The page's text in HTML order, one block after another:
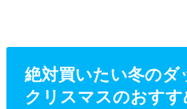
絶対買いたい冬のダ
クリスマスのおす